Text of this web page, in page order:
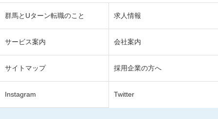
群馬とUターン転職のこと 求人情報
サービス案内 会社案内
サイトマップ 採用企業の方へ
Instagram Twitter